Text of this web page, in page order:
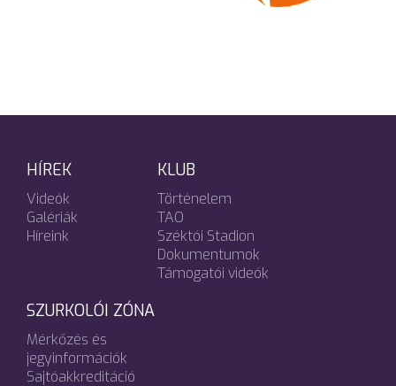
HÍREK
Videók
Galériák
Híreink
KLUB
Történelem
TAO
Széktói Stadion
Dokumentumok
Támogatói videók
SZURKOLÓI ZÓNA
Mérkőzés és
jegyinformációk
Sajtóakkreditáció